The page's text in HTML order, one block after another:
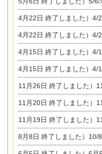
4月22日 終了しました）4/22㈯
4月22日 終了しました）4/22㈯23
4月15日 終了しました）4/15㈯16
4月15日 終了しました）4/15
11月26日 終了しました）11/26(土
11月20日 終了しました）11/20(日)☆増
11月19日 終了しました）11/19(土)☆リノベーシ
8月8日 終了しました）10/8~16☆木で